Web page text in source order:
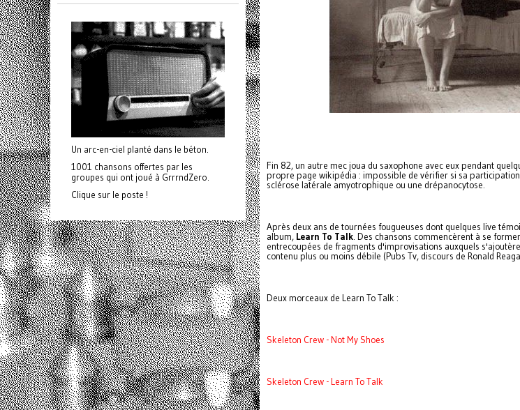
Fin 82, un autre mec joua du saxophone avec eux pendant
propre page wikipédia : impossible de vérifier si sa
sclérose latérale amyotrophique ou une drépanocytose.
Après deux ans de tournées fougueuses dont quelques live
album, Learn To Talk. Des chansons commencèrent à se
entrecoupées de fragments d'improvisations auxquels
contenu plus ou moins débile (Pubs Tv, discours de Ronald
Deux morceaux de Learn To Talk :
Skeleton Crew - Not My Shoes
Skeleton Crew - Learn To Talk
Un arc-en-ciel planté dans le béton.
1001 chansons offertes par les
groupes qui ont joué à GrrrndZero.
Clique sur le poste !